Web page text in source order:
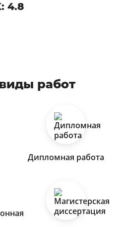
4.8
работ
Дипломная работа